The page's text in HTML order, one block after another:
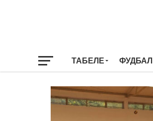
ТАБЕЛЕ ФУДБАЛ